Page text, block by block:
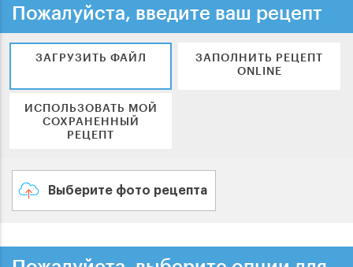
Пожалуйста, введите ваш рецепт
ЗАГРУЗИТЬ ФАЙЛ
ЗАПОЛНИТЬ РЕЦЕПТ
ONLINE
ИСПОЛЬЗОВАТЬ МОЙ
СОХРАНЕННЫЙ
РЕЦЕПТ
Выберите фото рецепта